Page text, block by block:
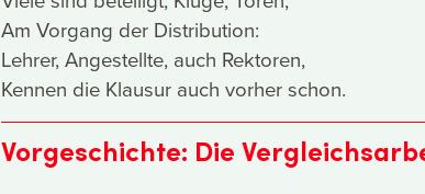
Am Vorgang der Distribution:
Lehrer, Angestellte, auch Rektoren,
Kennen die Klausur auch vorher schon.
Vorgeschichte: Die